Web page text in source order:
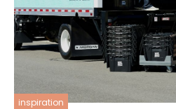
inspiration